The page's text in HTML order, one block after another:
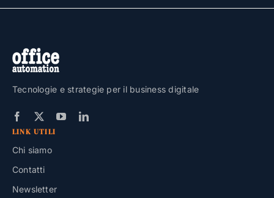
Tecnologie e strategie per il business digitale
LINK UTILI
Chi siamo
Contatti
Newsletter